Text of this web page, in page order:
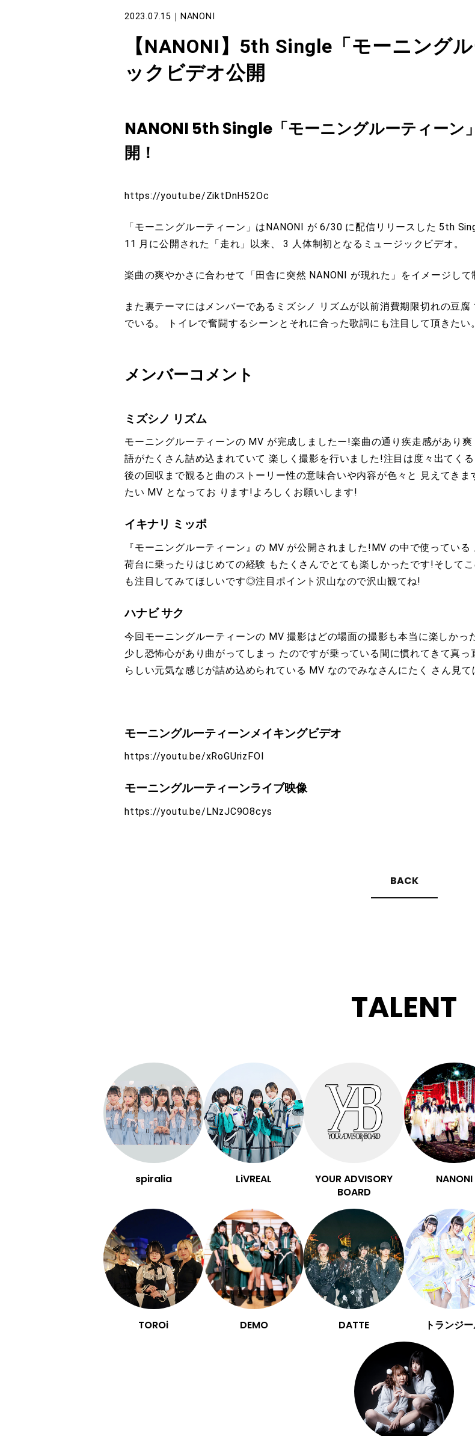
2023.07.15 ｜ NANONI
【NANONI】5th Single「モーニング
ックビデオ公開
NANONI 5th Single「モーニングルーティーン
開！
https://youtu.be/ZiktDnH52Oc
「モーニングルーティーン」はNANONI が 6/30 に配信リリースした 5th
11 月に公開された「走れ」以来、 3 人体制初となるミュージックビデオ。
楽曲の爽やかさに合わせて「田舎に突然 NANONI が現れた」をイメージして
また裏テーマにはメンバーであるミズシノ リズムが以前消費期限切れの豆
でいる。 トイレで奮闘するシーンとそれに合った歌詞にも注目して頂きたい。
メンバーコメント
ミズシノ リズム
モーニングルーティーンの MV が完成しましたー!楽曲の通り疾走感があり
語がたくさん詰め込まれていて 楽しく撮影を行いました!注目は度々出てく
後の回収まで観ると曲のストーリー性の意味合いや内容が色々と 見えてき
たい MV となってお ります!よろしくお願いします!
イキナリ ミッポ
『モーニングルーティーン』の MV が公開されました!MV の中で使ってい
荷台に乗ったりはじめての経験 もたくさんでとても楽しかったです!そして
も注目してみてほしいです◎注目ポイント沢山なので沢山観てね!
ハナビ サク
今回モーニングルーティーンの MV 撮影はどの場面の撮影も本当に楽しか
少し恐怖心があり曲がってしまっ たのですが乗っている間に慣れてきて真
らしい元気な感じが詰め込められている MV なのでみなさんにたく さん見て
モーニングルーティーンメイキングビデオ
https://youtu.be/xRoGUrizFOI
モーニングルーティーンライブ映像
https://youtu.be/LNzJC9O8cys
BACK
TALENT
spiralia LiVREAL
YOUR ADVISORY
BOARD
NANONI
TOROi DEMO DATTE トランジ